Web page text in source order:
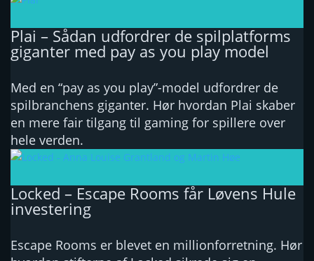
Plai – Sådan udfordrer de spilplatforms
giganter med pay as you play model
Med en “pay as you play”-model udfordrer de
spilbranchens giganter. Hør hvordan Plai skaber
en mere fair tilgang til gaming for spillere over
hele verden.
Locked – Escape Rooms får Løvens Hule
investering
Escape Rooms er blevet en millionforretning. Hør